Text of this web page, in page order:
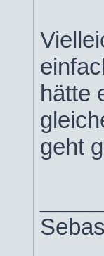
hätte
geht